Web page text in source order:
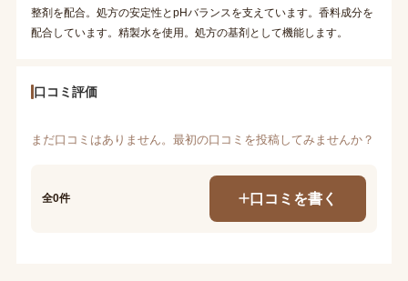
整剤を配合。処方の安定性とpHバランスを支えています。香料成分を
配合しています。精製水を使用。処方の基剤として機能します。
口コミ評価
まだ口コミはありません。最初の口コミを投稿してみませんか？
全0件 口コミを書く